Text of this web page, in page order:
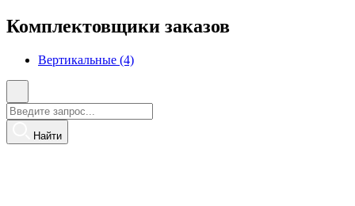
Комплектовщики заказов
Вертикальные (4)
Найти